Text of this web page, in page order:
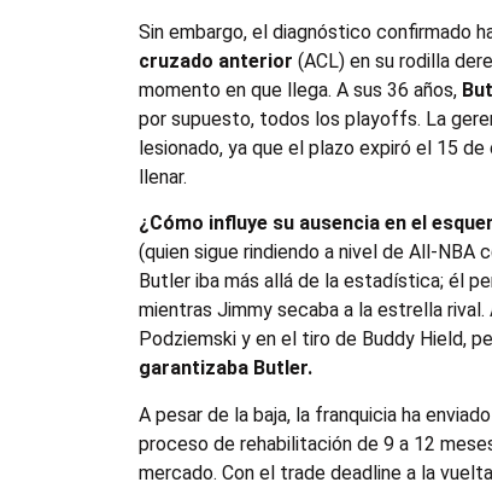
Sin embargo, el diagnóstico confirmado
cruzado anterior (ACL) en su rodilla
momento en que llega. A sus 36 años,
por supuesto, todos los playoffs. La
lesionado, ya que el plazo expiró el 15
llenar.
¿Cómo influye su ausencia en el
(quien sigue rindiendo a nivel de All-NBA
Butler iba más allá de la estadística; él
mientras Jimmy secaba a la estrella
Podziemski y en el tiro de Buddy Hield,
garantizaba Butler.
A pesar de la baja, la franquicia ha
proceso de rehabilitación de 9 a 12
mercado. Con el trade deadline a la